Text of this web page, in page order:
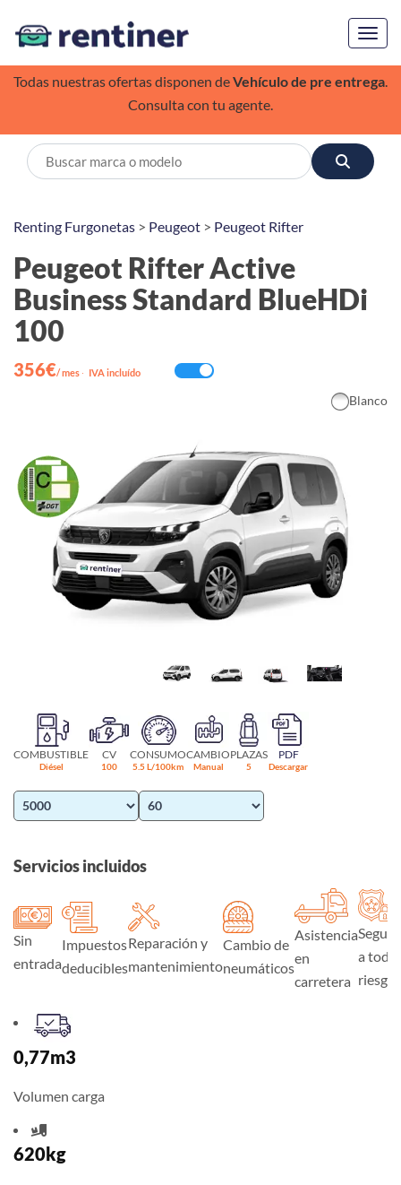
Todas nuestras ofertas disponen deVehículo de pre entrega.
Consulta con tu agente.
Renting Furgonetas > Peugeot > Peugeot Rifter
Peugeot Rifter Active
Business Standard BlueHDi
100
356€/ mes · IVA incluído
Blanco
COMBUSTIBLE
Diésel
CV
100
CONSUMO
5.5 L/100km
CAMBIO
Manual
PLAZAS
5
PDF
Descargar
Servicios incluidos
Sin
entrada
Impuestos
deducibles
Reparación y
mantenimiento
Cambio de
neumáticos
Asistencia
en
carretera
Seguro
a todo
riesgo
0,77m3
Volumen carga
620kg